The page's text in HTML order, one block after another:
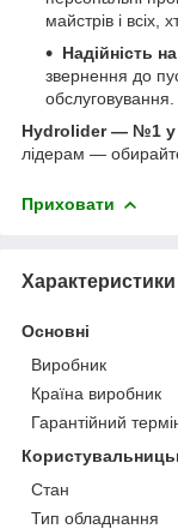
майстрів і всіх,
Надійність
звернення до
обслуговування.
Hydrolider — №1 у
лідерам —
Приховати
Характеристики
Основні
Виробник
Країна виробник
Гарантійний
Стан
Тип обладнання